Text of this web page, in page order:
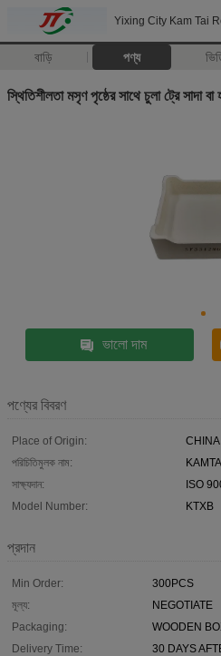
Yixing City Kam Tai
বাড়ি পণ্য
স্থিতিশীলতা মসৃণ পৃষ্ঠের সাথে চুলা ট্রে
ভালো দাম
পণ্যের বিবরণ
Place of Origin:
CHINA
পরিচিতিমুলক নাম:
সাক্ষ্যদান:
ISO
Model Number:
KTXB
প্রদান
Min Order:
300PCS
মূল্য:
NEGOTIATE
Packaging:
WOODEN
Delivery Time:
30 DAYS